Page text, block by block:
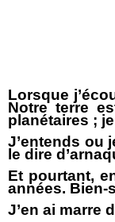
Lorsque
Notre terre
planétaires ;
J’entends ou
le dire
Et pourtant,
années. Bien-
J’en ai marre